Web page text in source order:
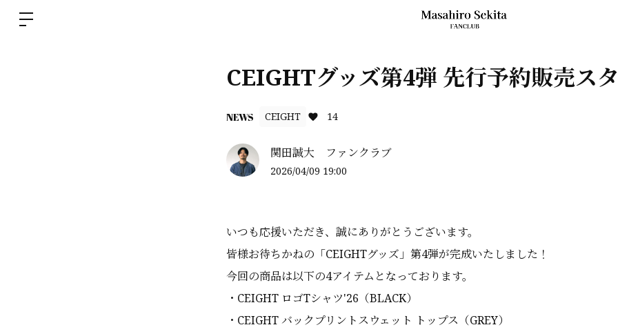
CEIGHTグッズ第4弾 先行予約販売ス
NEWS CEIGHT 14
関田誠大 ファンクラブ
2026/04/09 19:00
いつも応援いただき、誠にありがとうございます。
皆様お待ちかねの「CEIGHTグッズ」第4弾が完成いたしました！
今回の商品は以下の4アイテムとなっております。
・CEIGHT ロゴTシャツ'26（BLACK）
・CEIGHT バックプリントスウェット トップス（GREY）